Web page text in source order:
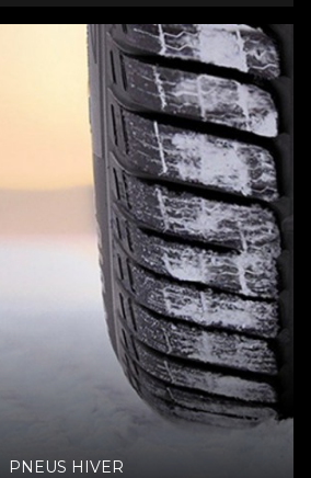
PNEUS HIVER